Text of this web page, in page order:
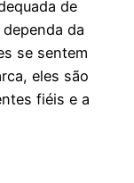
de
da
se sentem
eles são
fiéis e a